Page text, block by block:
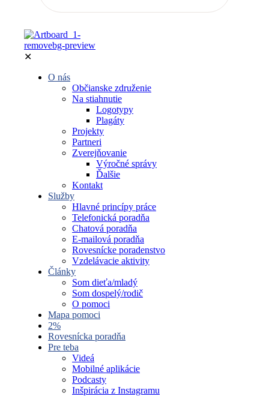
✕
O nás
Občianske združenie
Na stiahnutie
Logotypy
Plagáty
Projekty
Partneri
Zverejňovanie
Výročné správy
Ďalšie
Kontakt
Služby
Hlavné princípy práce
Telefonická poradňa
Chatová poradňa
E-mailová poradňa
Rovesnícke poradenstvo
Vzdelávacie aktivity
Články
Som dieťa/mladý
Som dospelý/rodič
O pomoci
Mapa pomoci
2%
Rovesnícka poradňa
Pre teba
Videá
Mobilné aplikácie
Podcasty
Inšpirácia z Instagramu